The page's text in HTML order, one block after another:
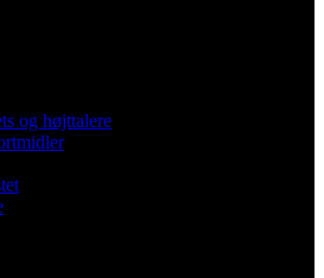
og højttalere